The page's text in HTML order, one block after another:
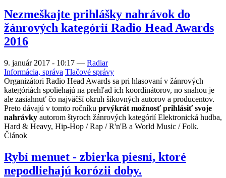
Nezmeškajte prihlášky nahrávok do
žánrových kategórií Radio Head Awards
2016
9. január 2017 - 10:17 — Radiar
Informácia, správa Tlačové správy
Organizátori Radio Head Awards sa pri hlasovaní v žánrových
kategóriách spoliehajú na prehľad ich koordinátorov, no snahou je
ale zasiahnuť čo najväčší okruh šikovných autorov a producentov.
Preto dávajú v tomto ročníku prvýkrát možnosť prihlásiť svoje
nahrávky autorom štyroch žánrových kategórií Elektronická hudba,
Hard & Heavy, Hip-Hop / Rap / R'n'B a World Music / Folk.
Článok
Rybí menuet - zbierka piesní, ktoré
nepodliehajú korózii doby.